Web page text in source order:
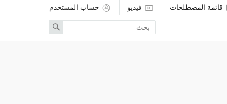
قائمة المصطلحات فيديو حساب المستخدم
search
term
Search